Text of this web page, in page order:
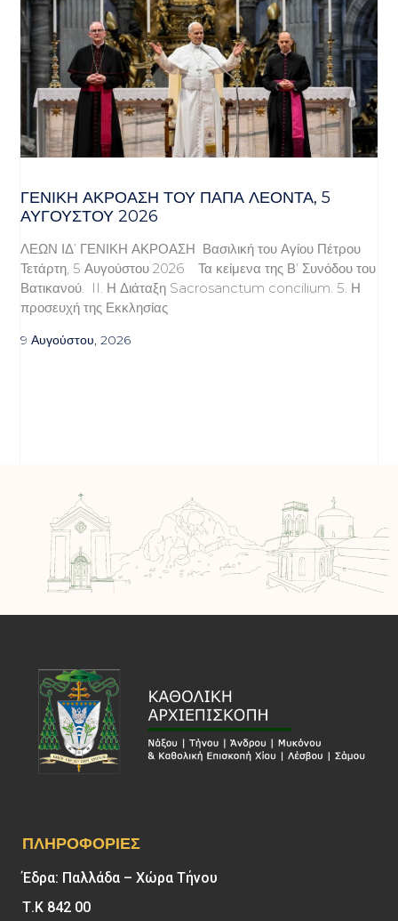
ΓΕΝΙΚΉ ΑΚΡΌΑΣΗ ΤΟΥ ΠΆΠΑ ΛΈΟΝΤΑ, 5
ΑΥΓΟΎΣΤΟΥ 2026
ΛΕΩΝ ΙΔ’ ΓΕΝΙΚΗ ΑΚΡΟΑΣΗ Βασιλική του Αγίου Πέτρου
Τετάρτη, 5 Αυγούστου 2026 Τα κείμενα της Β’ Συνόδου του
Βατικανού. II. Η Διάταξη Sacrosanctum concilium. 5. Η
προσευχή της Εκκλησίας
9 Αυγούστου, 2026
ΠΛΗΡΟΦΟΡΊΕΣ
Έδρα: Παλλάδα – Χώρα Τήνου
Τ.Κ 842 00